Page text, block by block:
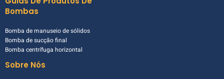
Bombas
Bomba de manuseio de sólidos
Bomba de sucção final
Bomba centrífuga horizontal
Sobre Nós